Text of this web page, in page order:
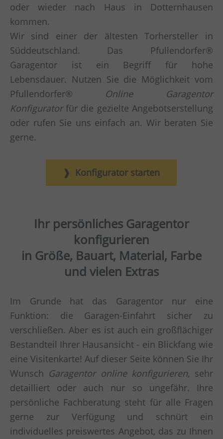
oder wieder nach Haus in Dotternhausen
kommen.
Wir sind einer der ältesten Torhersteller in
Süddeutschland. Das Pfullendorfer®
Garagentor ist ein Begriff für hohe
Lebensdauer. Nutzen Sie die Möglichkeit vom
Pfullendorfer® Online Garagentor
Konfiguratorfür die gezielte Angebotserstellung
oder rufen Sie uns einfach an. Wir beraten Sie
gerne.
Konfigurator starten
Ihr persönliches Garagentor
konfigurieren
in Größe, Bauart, Material, Farbe
und vielen Extras
Im Grunde hat das Garagentor nur eine
Funktion: die Garagen-Einfahrt sicher zu
verschließen. Aber es ist auch ein großflächiger
Bestandteil Ihrer Hausansicht - ein Blickfang wie
eine Visitenkarte! Auf dieser Seite können Sie Ihr
Wunsch Garagentor online konfigurieren, sehr
detailliert oder auch nur so ungefähr. Ihre
persönliche Fachberatung steht für alle Fragen
gerne zur Verfügung und schnürt ein
individuelles preiswertes Angebot, das zu Ihnen